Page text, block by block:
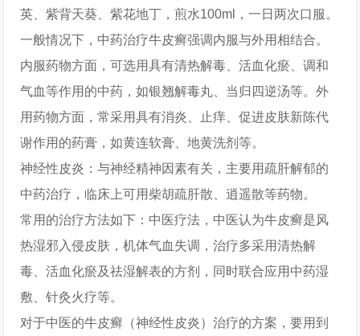
英、紫背天葵、紫花地丁，煎水100ml，一日两次口服。
一般情况下，中药治疗牛皮癣强调内服与外用相结合。
内服药物方面，可选用具有清热解毒、活血化瘀、调和
气血等作用的中药，如银翘解毒丸、当归四逆汤等。外
用药物方面，常采用具有消炎、止痒、促进皮肤新陈代
谢作用的药膏，如黄连软膏、地黄洗剂等。
神经性皮炎：与神经精神因素有关，主要用疏肝解郁的
中药治疗，临床上可用柴胡疏肝散、逍遥散等药物。
常用的治疗方法如下：中医疗法，中医认为牛皮癣是风
热湿邪入侵皮肤，机体气血失调，治疗多采用清热解
毒、活血化瘀及祛湿解表的方剂，同时联合应用中药湿
敷、针灸火疗等。
对于中医的牛皮癣（神经性皮炎）治疗的方案，要用到